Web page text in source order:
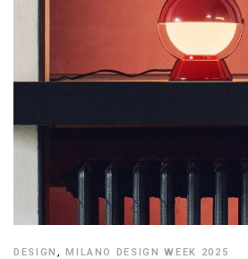
DESIGN ,MILANO DESIGN WEEK 2025